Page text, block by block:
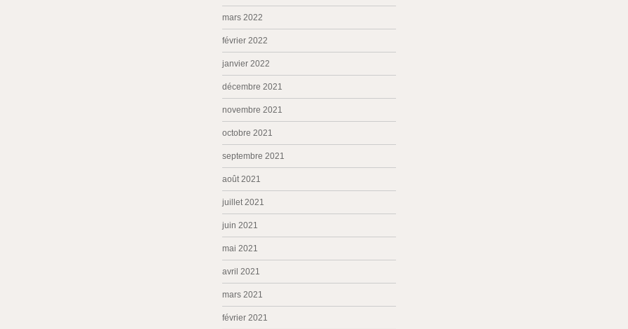
mars 2022
février 2022
janvier 2022
décembre 2021
novembre 2021
octobre 2021
septembre 2021
août 2021
juillet 2021
juin 2021
mai 2021
avril 2021
mars 2021
février 2021